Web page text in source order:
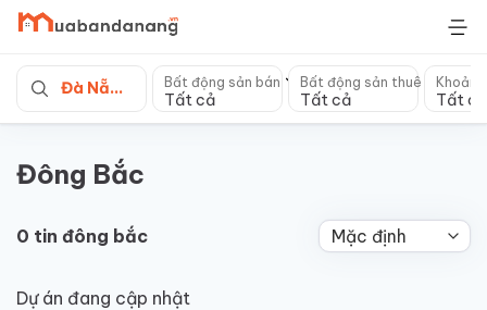
Skip
content
Đà Nẵng Bất động sản bán
Tất cả
Bất động sản thuê
Tất cả Tất cả
Đông Bắc
0 tin đông bắc
Dự án đang cập nhật